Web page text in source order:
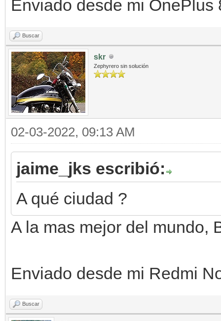
Enviado desde mi OnePlus
Buscar
skr
Zephyrero sin solución
02-03-2022, 09:13 AM
jaime_jks escribió:
A qué ciudad ?
A la mas mejor del mundo,
Enviado desde mi Redmi
Buscar